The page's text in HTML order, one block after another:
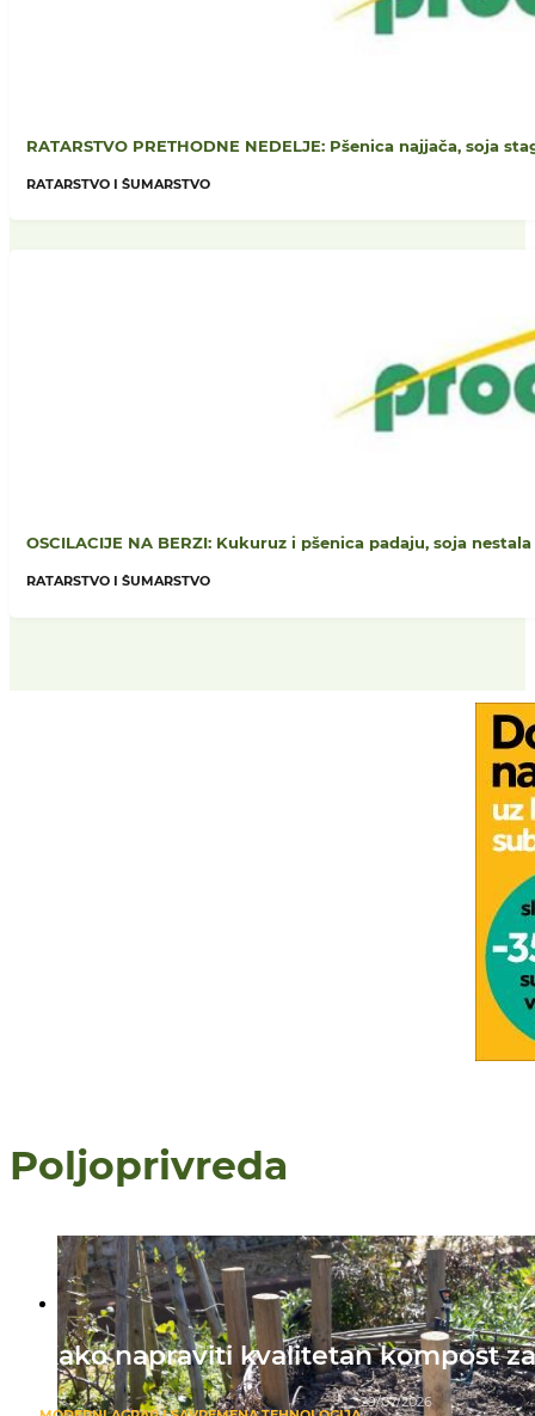
RATARSTVO PRETHODNE NEDELJE: Pšenica najjača, soja
RATARSTVO I ŠUMARSTVO
OSCILACIJE NA BERZI: Kukuruz i pšenica padaju, soja nestala
RATARSTVO I ŠUMARSTVO
Poljoprivreda
Kako napraviti kvalitetan kompost
29/07/2026